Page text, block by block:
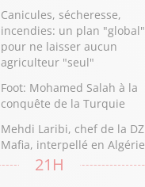
Canicules, sécheresse,
incendies: un plan "global"
pour ne laisser aucun
agriculteur "seul"
Foot: Mohamed Salah à la
conquête de la Turquie
Mehdi Laribi, chef de la DZ
Mafia, interpellé en Algérie
21H